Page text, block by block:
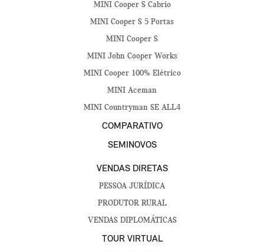
MINI Cooper S Cabrio
MINI Cooper S 5 Portas
MINI Cooper S
MINI John Cooper Works
MINI Cooper 100% Elétrico
MINI Aceman
MINI Countryman SE ALL4
COMPARATIVO
SEMINOVOS
VENDAS DIRETAS
PESSOA JURÍDICA
PRODUTOR RURAL
VENDAS DIPLOMÁTICAS
TOUR VIRTUAL